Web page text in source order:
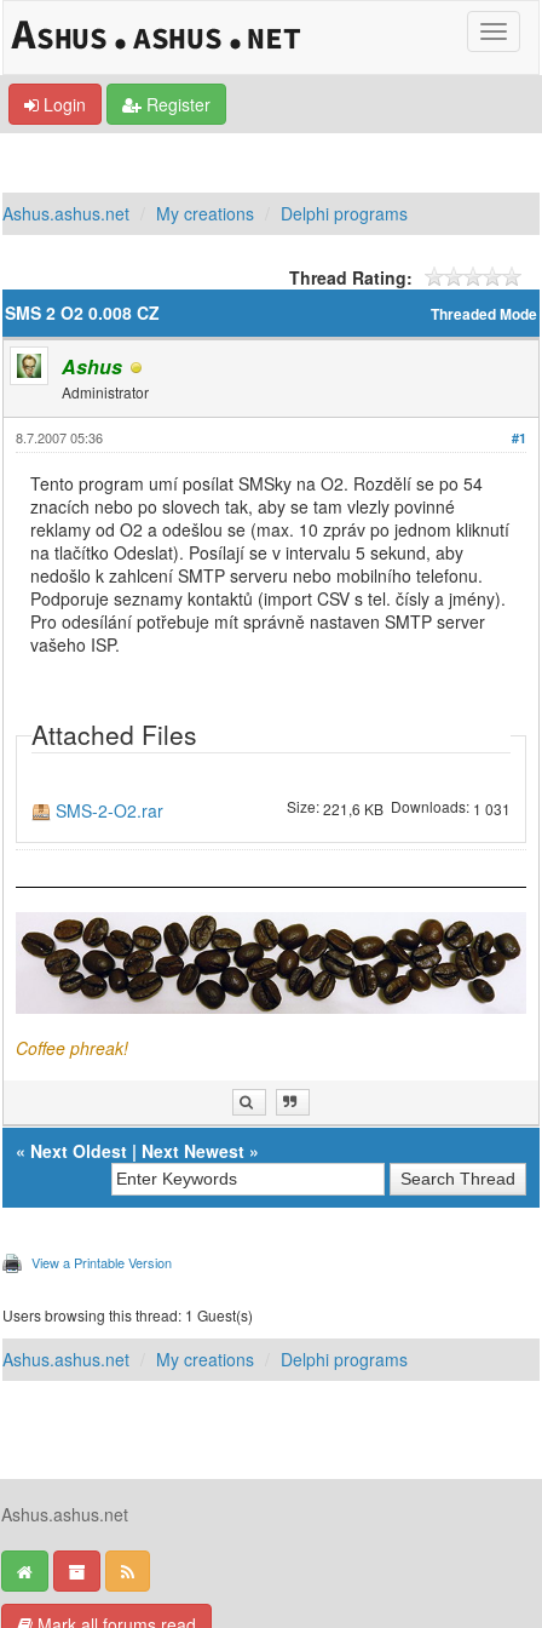
Login Register
Ashus.ashus.net My creations Delphi programs
Thread Rating:
Threaded Mode
SMS 2 O2 0.008 CZ
Ashus
Administrator
#1
8.7.2007 05:36
Tento program umí posílat SMSky na O2. Rozdělí se po 54
znacích nebo po slovech tak, aby se tam vlezly povinné
reklamy od O2 a odešlou se (max. 10 zpráv po jednom kliknutí
na tlačítko Odeslat). Posílají se v intervalu 5 sekund, aby
nedošlo k zahlcení SMTP serveru nebo mobilního telefonu.
Podporuje seznamy kontaktů (import CSV s tel. čísly a jmény).
Pro odesílání potřebuje mít správně nastaven SMTP server
vašeho ISP.
Attached Files
SMS-2-O2.rar Size:221,6 KBDownloads: 1 031
Coffee phreak!
« Next Oldest | Next Newest »
View a Printable Version
Users browsing this thread: 1 Guest(s)
Ashus.ashus.net My creations Delphi programs
Ashus.ashus.net